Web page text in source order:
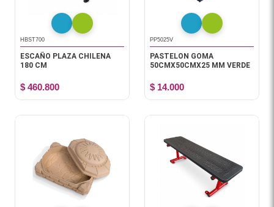
HBST700
ESCAÑO PLAZA CHILENA
180 CM
$ 460.800
PP5025V
PASTELON GOMA
50CMX50CMX25 MM VERDE
$ 14.000